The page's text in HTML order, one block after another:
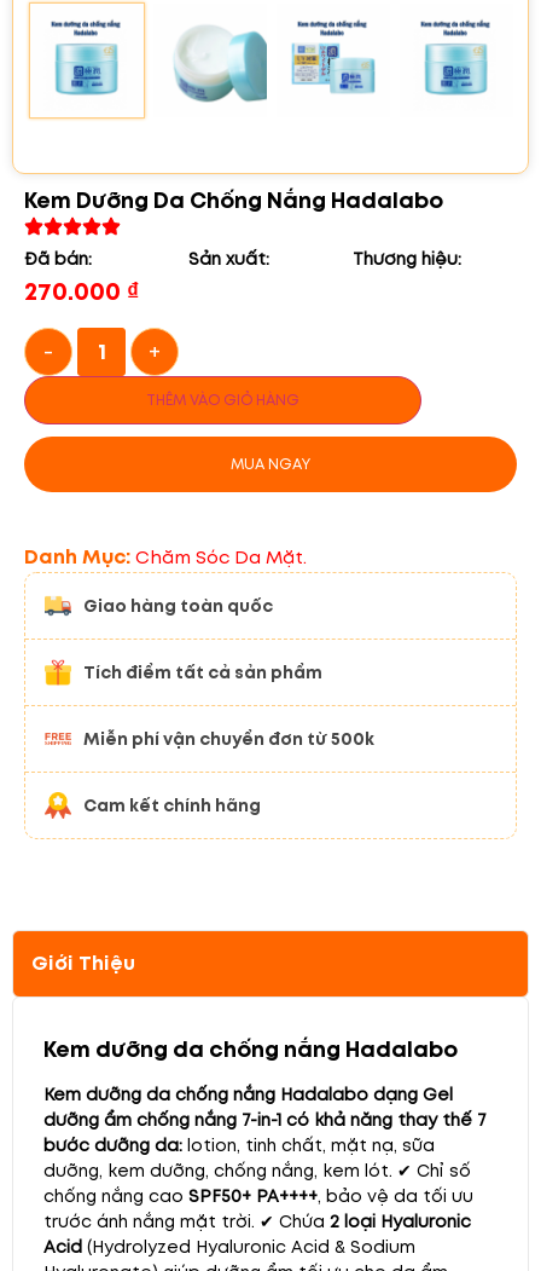
Kem Dưỡng Da Chống Nắng Hadalabo
Đã bán: Sản xuất: Thương hiệu:
270.000 ₫
- +
THÊM VÀO GIỎ HÀNG
MUA NGAY
Danh Mục:Chăm Sóc Da Mặt.
Giao hàng toàn quốc
Tích điểm tất cả sản phẩm
Miễn phí vận chuyển đơn từ 500k
Cam kết chính hãng
Giới Thiệu
Kem dưỡng da chống nắng Hadalabo
Kem dưỡng da chống nắng Hadalabo dạng Gel
dưỡng ẩm chống nắng 7-in-1 có khả năng thay thế 7
bước dưỡng da: lotion, tinh chất, mặt nạ, sữa
dưỡng, kem dưỡng, chống nắng, kem lót. ✔ Chỉ số
chống nắng cao SPF50+ PA++++, bảo vệ da tối ưu
trước ánh nắng mặt trời. ✔ Chứa 2 loại Hyaluronic
Acid (Hydrolyzed Hyaluronic Acid & Sodium